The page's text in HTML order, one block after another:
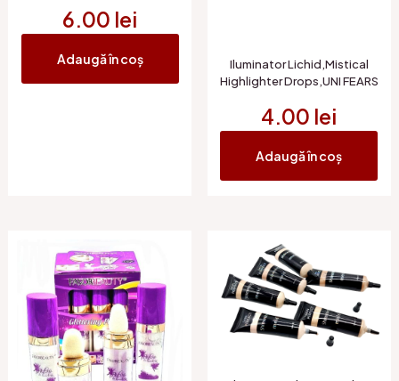
6.00 lei
Adaugă în coș
Iluminator Lichid,Mistical
Highlighter Drops,UNI FEARS
4.00 lei
Adaugă în coș